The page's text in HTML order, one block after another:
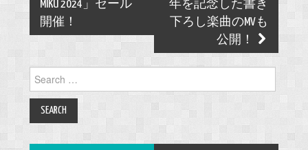
MIKU 2024」セール
開催！
年を記念した書き
下ろし楽曲のMVも
公開！
for: